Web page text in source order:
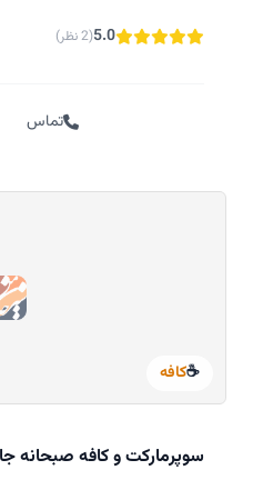
5.0(2 نظر)
تماس
☕کافه
سوپرمارکت و کافه صبحانه